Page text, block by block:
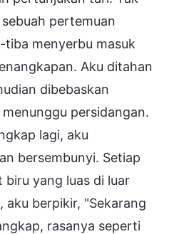
pertemuan
menyerbu masuk
Aku ditahan
dibebaskan
persidangan.
lagi, aku
bersembunyi. Setiap
biru yang luas di luar
aku berpikir, "Sekarang
rasanya seperti